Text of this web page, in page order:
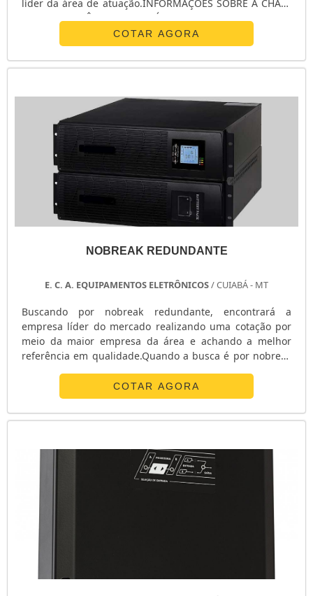
líder da área de atuação.INFORMAÇÕES SOBRE A CHAVE
DE TRANSFERÊNCIA AUTOMÁTICA ATSQuem procura por
chave de transferência automática ats em uma empresa
inovadora, acha o site da E. C. A. Equipamentos
Eletrônicos. Na companhia é possível encontrar
COTAR AGORA
NOBREAK REDUNDANTE
E. C. A. EQUIPAMENTOS ELETRÔNICOS/ CUIABÁ - MT
Buscando por nobreak redundante, encontrará a
empresa líder do mercado realizando uma cotação por
meio da maior empresa da área e achando a melhor
referência em qualidade.Quando a busca é por nobreak
Equipamentos Eletrônicos alcançará proteção com
soluções para sistemas críticos de energia.ALGUNS
DETALHES SOBRE O NOBREAK REDUNDANTEA E. C. A.
COTAR AGORA